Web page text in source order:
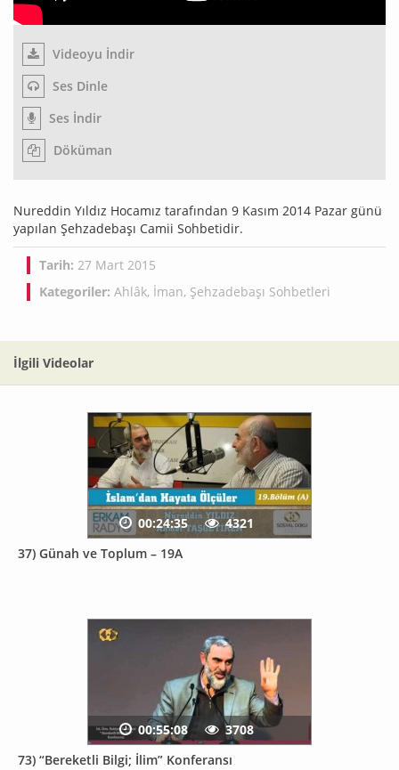
Videoyu İndir
Ses Dinle
Ses İndir
Döküman
Nureddin Yıldız Hocamız tarafından 9 Kasım 2014 Pazar günü
yapılan Şehzadebaşı Camii Sohbetidir.
Tarih: 27 Mart 2015
Kategoriler: Ahlâk, İman, Şehzadebaşı Sohbetleri
İlgili Videolar
37) Günah ve Toplum – 19A
00:24:35 4321
73) “Bereketli Bilgi; İlim” Konferansı
00:55:08 3708